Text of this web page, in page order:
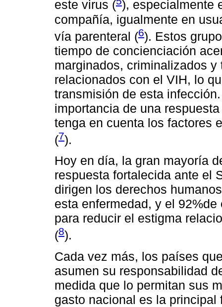
este virus ( ), especialmente
compañía, igualmente en
vía parenteral (6). Estos
tiempo de concienciación
marginados, criminalizados
relacionados con el VIH, lo
transmisión de esta
importancia de una
tenga en cuenta los factores
(7).
Hoy en día, la gran mayoría
respuesta fortalecida ante el
dirigen los derechos
esta enfermedad, y el
para reducir el estigma
(8).
Cada vez más, los países
asumen su responsabilidad
medida que lo permitan sus
gasto nacional es la